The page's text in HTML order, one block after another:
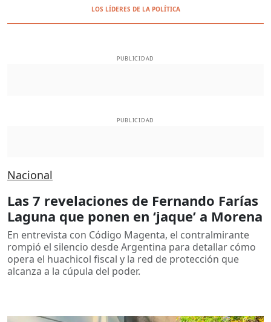
LOS LÍDERES DE LA POLÍTICA
PUBLICIDAD
PUBLICIDAD
Nacional
Las 7 revelaciones de Fernando Farías
Laguna que ponen en ‘jaque’ a Morena
En entrevista con Código Magenta, el contralmirante
rompió el silencio desde Argentina para detallar cómo
opera el huachicol fiscal y la red de protección que
alcanza a la cúpula del poder.